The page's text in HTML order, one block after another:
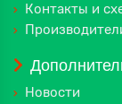
Контакты и
Новости